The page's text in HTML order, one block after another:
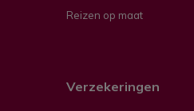
Reizen op maat
Verzekeringen